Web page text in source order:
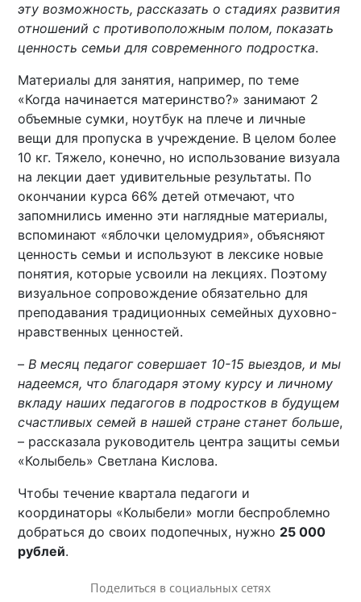
эту возможность, рассказать о стадиях развития
отношений с противоположным полом, показать
ценность семьи для современного подростка.
Материалы для занятия, например, по теме
«Когда начинается материнство?» занимают 2
объемные сумки, ноутбук на плече и личные
вещи для пропуска в учреждение. В целом более
10 кг. Тяжело, конечно, но использование визуала
на лекции дает удивительные результаты. По
окончании курса 66% детей отмечают, что
запомнились именно эти наглядные материалы,
вспоминают «яблочки целомудрия», объясняют
ценность семьи и используют в лексике новые
понятия, которые усвоили на лекциях. Поэтому
визуальное сопровождение обязательно для
преподавания традиционных семейных духовно-
нравственных ценностей.
–В месяц педагог совершает 10-15 выездов, и мы
надеемся, что благодаря этому курсу и личному
вкладу наших педагогов в подростков в будущем
счастливых семей в нашей стране станет больше,
– рассказала руководитель центра защиты семьи
«Колыбель» Светлана Кислова.
Чтобы течение квартала педагоги и
координаторы «Колыбели» могли беспроблемно
добраться до своих подопечных, нужно 25 000
рублей.
Поделиться в социальных сетях